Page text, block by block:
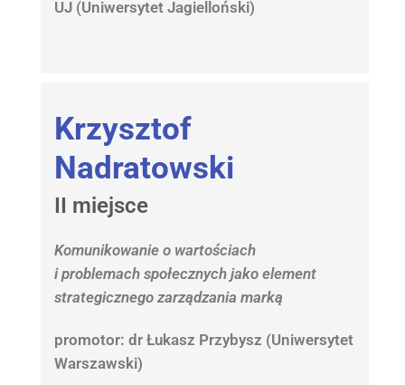
UJ (Uniwersytet Jagielloński)
Krzysztof
Nadratowski
II miejsce
Komunikowanie o wartościach
i problemach społecznych jako element
strategicznego zarządzania marką
promotor: dr Łukasz Przybysz (Uniwersytet
Warszawski)